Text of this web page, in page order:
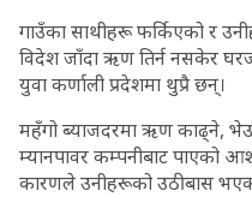
गाउँका साथीहरू फर्किएको र
विदेश जाँदा ऋण तिर्न नसकेर
युवा कर्णाली प्रदेशमा थुप्रै छन्।
महँगो ब्याजदरमा ऋण काढ्ने, भेउ
म्यानपावर कम्पनीबाट पाएको
कारणले उनीहरूको उठीबास